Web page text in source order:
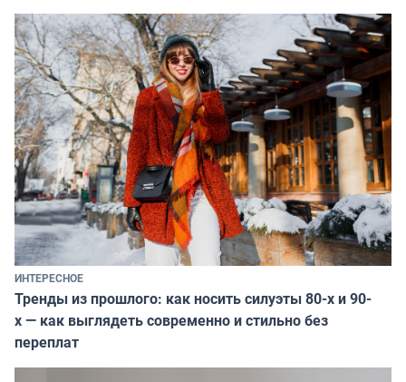
ИНТЕРЕСНОЕ
Тренды из прошлого: как носить силуэты 80-х и 90-
х — как выглядеть современно и стильно без
переплат